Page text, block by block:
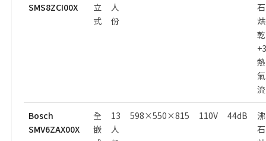
SMS8ZCI00X
立
式
人
份
石
烘
乾
熱
氣
流
Bosch
SMV6ZAX00X
全
嵌
13
人
598×550×815 110V 44dB
沸
石